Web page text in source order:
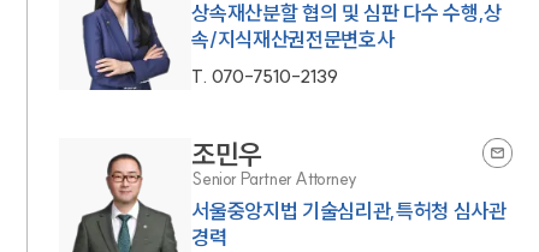
상속재산분할 협의 및 심판 다수 수행,상
속/지식재산권전문변호사
T. 070-7510-2139
조민우
Senior Partner Attorney
서울중앙지법 기술심리관,특허청 심사관
경력